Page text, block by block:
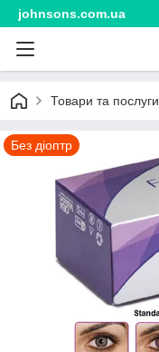
johnsons.com.ua
Товари та послуги
Без діоптр